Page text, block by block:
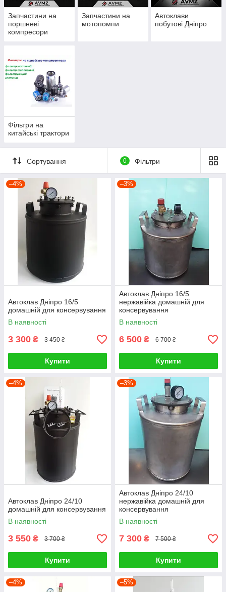
Запчастини на
поршневі
компресори
Запчастини на
мотопомпи
Автоклави
побутові Дніпро
Фільтри на
китайські трактори
Сортування 0 Фільтри
–4%
Автоклав Дніпро 16/5
домашній для консервування
В наявності
3 300 ₴ 3 450 ₴
Купити
–3%
Автоклав Дніпро 16/5
нержавійка домашній для
консервування
В наявності
6 500 ₴ 6 700 ₴
Купити
–4%
Автоклав Дніпро 24/10
домашній для консервування
В наявності
3 550 ₴ 3 700 ₴
Купити
–3%
Автоклав Дніпро 24/10
нержавійка домашній для
консервування
В наявності
7 300 ₴ 7 500 ₴
Купити
–4% –5%